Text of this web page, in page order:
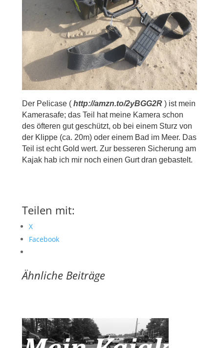
Der Pelicase ( http://amzn.to/2yBGG2R ) ist mein
Kamerasafe; das Teil hat meine Kamera schon
des öfteren gut geschützt, ob bei einem Sturz von
der Klippe (ca. 20m) oder einem Bad im Meer. Das
Teil ist echt Gold wert. Zur besseren Sicherung am
Kajak hab ich mir noch einen Gurt dran gebastelt.
Teilen mit:
X
Facebook
Ähnliche Beiträge